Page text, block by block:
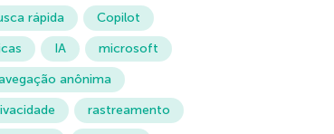
rápida
Copilot
IA
microsoft
anônima
rastreamento